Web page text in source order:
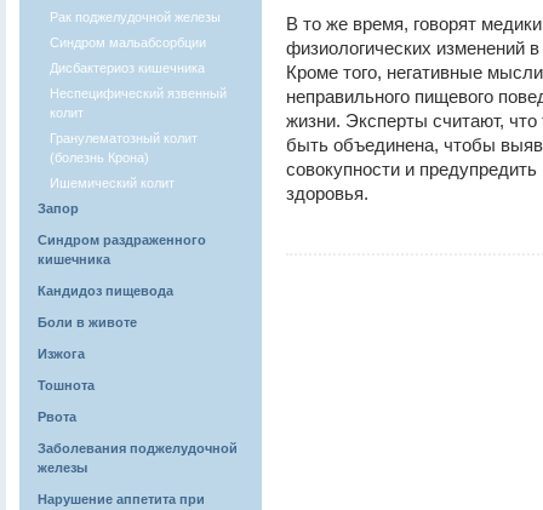
Рак поджелудочной железы
Синдром мальабсорбции
Дисбактериоз кишечника
Неспецифический язвенный
колит
Гранулематозный колит
(болезнь Крона)
Ишемический колит
Запор
Синдром раздраженного
кишечника
Кандидоз пищевода
Боли в животе
Изжога
Тошнота
Рвота
Заболевания поджелудочной
железы
Нарушение аппетита при
В то же время, говорят
физиологических изменений
Кроме того, негативные
неправильного пищевого
жизни. Эксперты считают,
быть объединена, чтобы
совокупности и
здоровья.